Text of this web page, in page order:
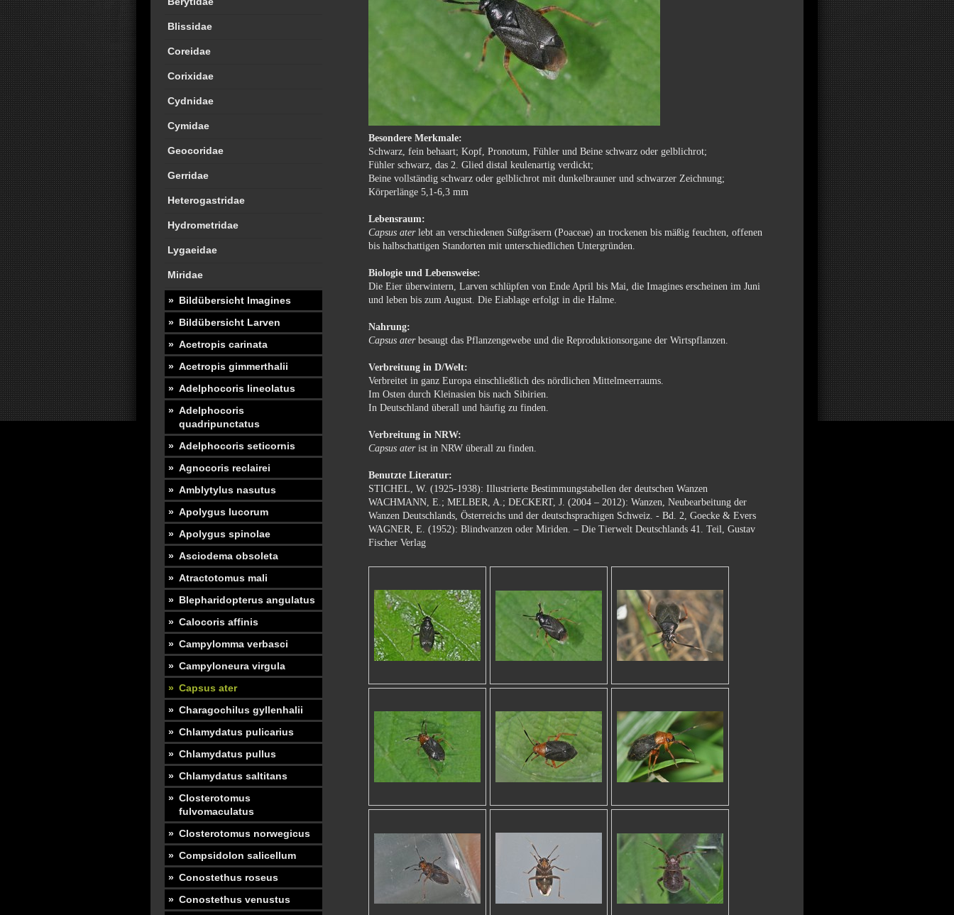
Besondere Merkmale:
Schwarz, fein behaart; Kopf, Pronotum, Fühler und Beine schwarz oder gelblichrot;
Fühler schwarz, das 2. Glied distal keulenartig verdickt;
Beine vollständig schwarz oder gelblichrot mit dunkelbrauner und schwarzer Zeichnung;
Körperlänge 5,1-6,3 mm
Lebensraum:
Capsus ater lebt an verschiedenen Süßgräsern (Poaceae) an trockenen bis mäßig feuchten, offenen
bis halbschattigen Standorten mit unterschiedlichen Untergründen.
Biologie und Lebensweise:
Die Eier überwintern, Larven schlüpfen von Ende April bis Mai, die Imagines erscheinen im Juni
und leben bis zum August. Die Eiablage erfolgt in die Halme.
Nahrung:
Capsus ater besaugt das Pflanzengewebe und die Reproduktionsorgane der Wirtspflanzen.
Verbreitung in D/Welt:
Verbreitet in ganz Europa einschließlich des nördlichen Mittelmeerraums.
Im Osten durch Kleinasien bis nach Sibirien.
In Deutschland überall und häufig zu finden.
Verbreitung in NRW:
Capsus ater ist in NRW überall zu finden.
Benutzte Literatur:
STICHEL, W. (1925-1938): Illustrierte Bestimmungstabellen der deutschen Wanzen
WACHMANN, E.; MELBER, A.; DECKERT, J. (2004 – 2012): Wanzen, Neubearbeitung der
Wanzen Deutschlands, Österreichs und der deutschsprachigen Schweiz. - Bd. 2, Goecke & Evers
WAGNER, E. (1952): Blindwanzen oder Miriden. – Die Tierwelt Deutschlands 41. Teil, Gustav
Fischer Verlag
Blissidae
Coreidae
Corixidae
Cydnidae
Cymidae
Geocoridae
Gerridae
Heterogastridae
Hydrometridae
Lygaeidae
Miridae
Bildübersicht Imagines
Bildübersicht Larven
Acetropis carinata
Acetropis gimmerthalii
Adelphocoris lineolatus
Adelphocoris
quadripunctatus
Adelphocoris seticornis
Agnocoris reclairei
Amblytylus nasutus
Apolygus lucorum
Apolygus spinolae
Asciodema obsoleta
Atractotomus mali
Blepharidopterus angulatus
Calocoris affinis
Campylomma verbasci
Campyloneura virgula
Capsus ater
Charagochilus gyllenhalii
Chlamydatus pulicarius
Chlamydatus pullus
Chlamydatus saltitans
Closterotomus
fulvomaculatus
Closterotomus norwegicus
Compsidolon salicellum
Conostethus roseus
Conostethus venustus